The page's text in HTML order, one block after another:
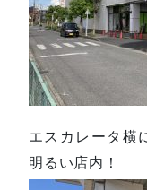
エスカレータ横
明るい店内！